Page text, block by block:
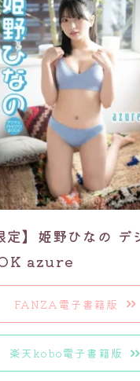
定】姫野ひなの デ
azure
FANZA電子書籍版
楽天kobo電子書籍版